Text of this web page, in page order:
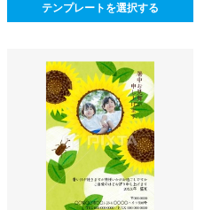
テンプレートを選択する